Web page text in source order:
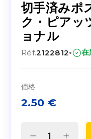
切手済みポ
ク・ピアッ
ョナル
Réf.2122812· 在
価格
2.50 €